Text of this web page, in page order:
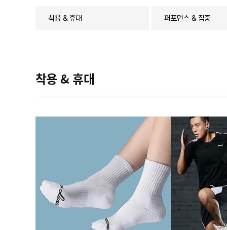
착용 & 휴대 퍼포먼스 & 집중
착용 & 휴대